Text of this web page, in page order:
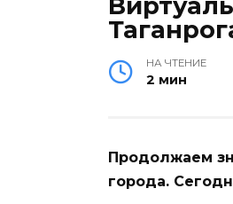
НА ЧТЕНИЕ
2 мин
Продолжаем
города.